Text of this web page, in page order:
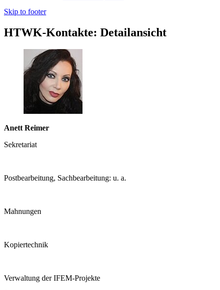
Skip to footer
HTWK-Kontakte: Detailansicht
Anett Reimer
Sekretariat
Postbearbeitung, Sachbearbeitung: u. a.
Mahnungen
Kopiertechnik
Verwaltung der IFEM-Projekte